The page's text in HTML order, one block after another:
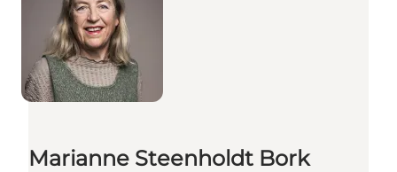
Partnersamarbejde
Frivillig ReThinker
Presse
Om os
Marianne Steenholdt Bork